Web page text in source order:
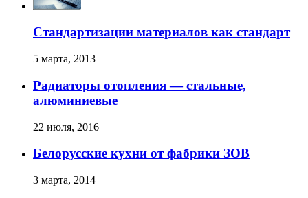
Стандартизации материалов как стандарт
5 марта, 2013
Радиаторы отопления — стальные,
алюминиевые
22 июля, 2016
Белорусские кухни от фабрики ЗОВ
3 марта, 2014